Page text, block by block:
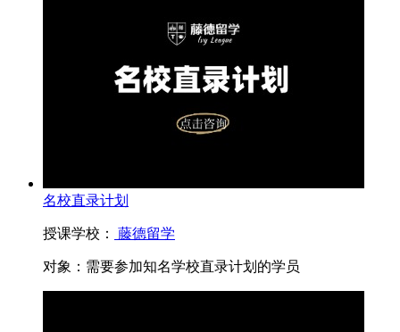
名校直录计划
授课学校： 藤德留学
对象： 需要参加知名学校直录计划的学员